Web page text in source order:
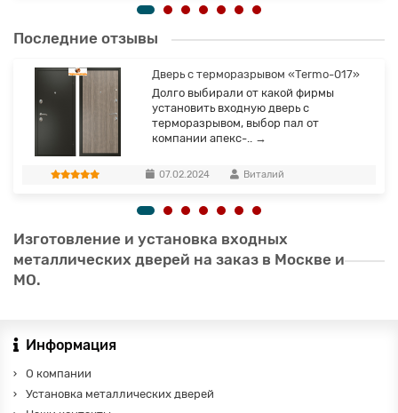
Последние отзывы
Дверь с терморазрывом «Termo-017»
Долго выбирали от какой фирмы
установить входную дверь с
терморазрывом, выбор пал от
компании апекс-.. →
07.02.2024 Виталий
Изготовление и установка входных
металлических дверей на заказ в Москве и
МО.
Информация
О компании
Установка металлических дверей